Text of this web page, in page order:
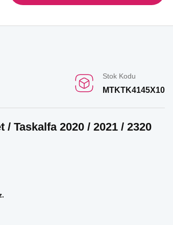
Stok Kodu
MTKTK4145X10
Taskalfa 2020 / 2021 / 2320